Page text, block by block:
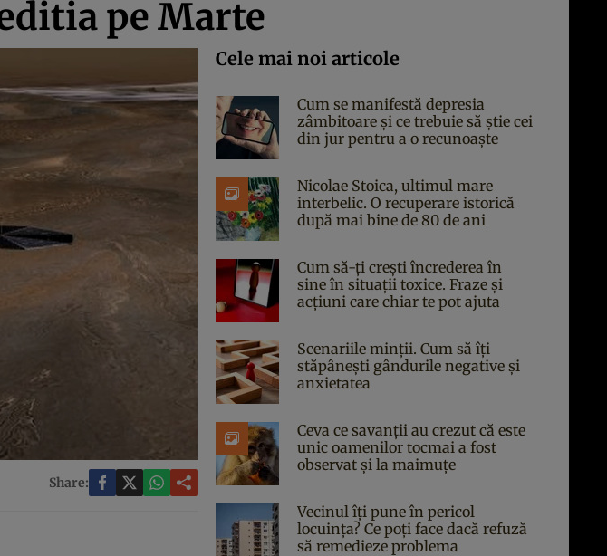
pe Marte
Share:
Cele mai noi articole
Cum se manifestă depresia
zâmbitoare și ce trebuie să știe cei
din jur pentru a o recunoaște
Nicolae Stoica, ultimul mare
interbelic. O recuperare istorică
după mai bine de 80 de ani
Cum să-ți crești încrederea în
sine în situații toxice. Fraze și
acțiuni care chiar te pot ajuta
Scenariile minții. Cum să îți
stăpânești gândurile negative și
anxietatea
Ceva ce savanții au crezut că este
unic oamenilor tocmai a fost
observat și la maimuțe
Vecinul îți pune în pericol
locuința? Ce poți face dacă refuză
să remedieze problema